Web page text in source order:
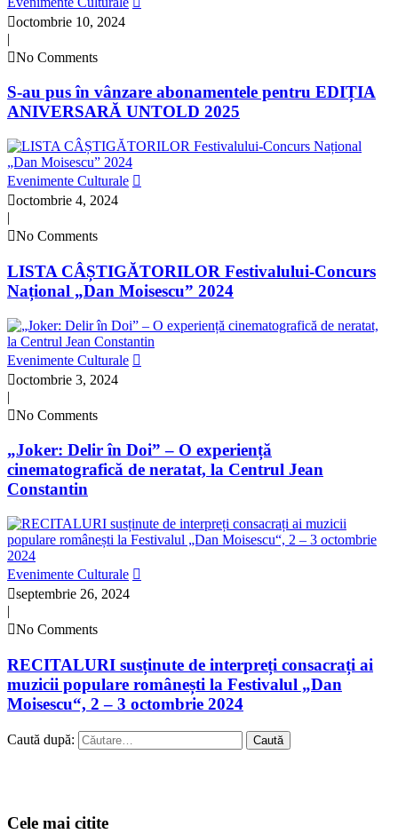
octombrie 10, 2024
|
No Comments
S-au pus în vânzare abonamentele pentru EDIȚIA
ANIVERSARĂ UNTOLD 2025
Evenimente Culturale
octombrie 4, 2024
|
No Comments
LISTA CÂȘTIGĂTORILOR Festivalului-Concurs
Național „Dan Moisescu” 2024
Evenimente Culturale
octombrie 3, 2024
|
No Comments
„Joker: Delir în Doi” – O experiență
cinematografică de neratat, la Centrul Jean
Constantin
Evenimente Culturale
septembrie 26, 2024
|
No Comments
RECITALURI susținute de interpreți consacrați ai
muzicii populare românești la Festivalul „Dan
Moisescu“, 2 – 3 octombrie 2024
Caută după:
Cele mai citite